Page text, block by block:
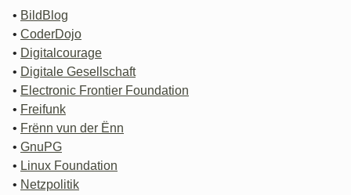
• BildBlog
• CoderDojo
• Digitalcourage
• Digitale Gesellschaft
• Electronic Frontier Foundation
• Freifunk
• Frënn vun der Ënn
• GnuPG
• Linux Foundation
• Netzpolitik